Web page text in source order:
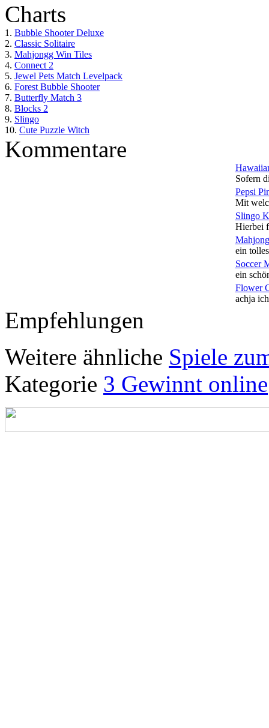
Charts
1. Bubble Shooter Deluxe
2. Classic Solitaire
3. Mahjongg Win Tiles
4. Connect 2
5. Jewel Pets Match Levelpack
6. Forest Bubble Shooter
7. Butterfly Match 3
8. Blocks 2
9. Slingo
10. Cute Puzzle Witch
Kommentare
Sofern
Pepsi
Mit
Slingo
Hierbei
ein
Soccer
ein
Flower
achja
Empfehlungen
Weitere ähnliche Spiele
Kategorie 3 Gewinnt online